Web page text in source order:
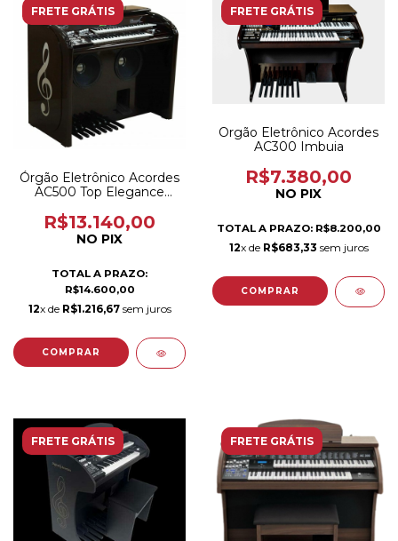
FRETE GRÁTIS
Órgão Eletrônico Acordes
AC500 Top Elegance
R$13.140,00
NO PIX
TOTAL A PRAZO:
R$14.600,00
12x de R$1.216,67sem juros
FRETE GRÁTIS
Orgão Eletrônico Acordes
AC300 Imbuia
R$7.380,00
NO PIX
TOTAL A PRAZO: R$8.200,00
12x de R$683,33 sem juros
FRETE GRÁTIS FRETE GRÁTIS